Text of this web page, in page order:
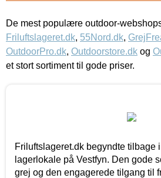
De mest populære outdoor-
Friluftslageret.dk, 55Nord.dk,
OutdoorPro.dk, Outdoorstore.dk og
et stort sortiment til gode priser.
Friluftslageret.dk begyndte tilbage
lagerlokale på Vestfyn. Den gode
grej og den engagerede tilgang til